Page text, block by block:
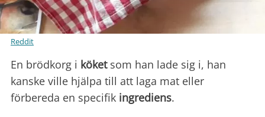
Reddit
En brödkorg i köketsom han lade sig i, han
kanske ville hjälpa till att laga mat eller
förbereda en specifik ingrediens.